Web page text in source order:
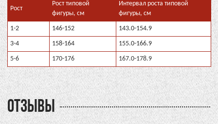
Рост
Рост типовой
фигуры, см
Интервал роста типовой
фигуры, см
1-2 146-152 143.0-154.9
3-4 158-164 155.0-166.9
5-6 170-176 167.0-178.9
ОТЗЫВЫ